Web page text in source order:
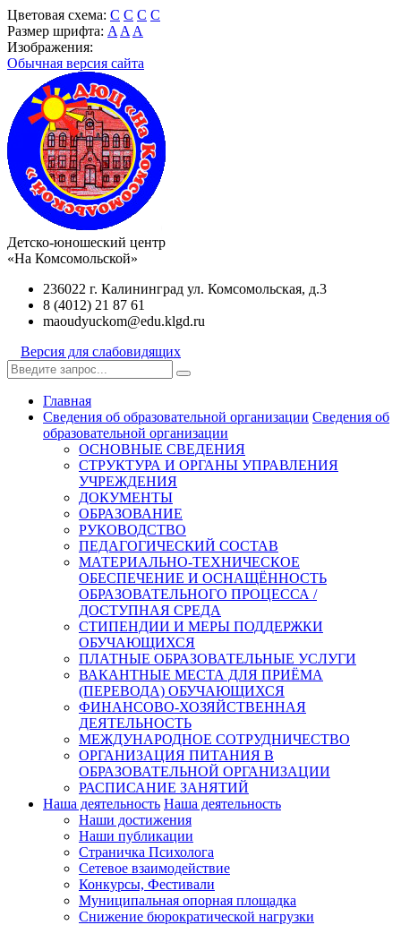
Цветовая схема: C C C C
Размер шрифта: A A A
Изображения:
Обычная версия сайта
Детско-юношеский центр
«На Комсомольской»
236022 г. Калининград ул. Комсомольская, д.3
8 (4012) 21 87 61
maoudyuckom@edu.klgd.ru
Версия для слабовидящих
Главная
Сведения об образовательной организации Сведения об
образовательной организации
ОСНОВНЫЕ СВЕДЕНИЯ
СТРУКТУРА И ОРГАНЫ УПРАВЛЕНИЯ
УЧРЕЖДЕНИЯ
ДОКУМЕНТЫ
ОБРАЗОВАНИЕ
РУКОВОДСТВО
ПЕДАГОГИЧЕСКИЙ СОСТАВ
МАТЕРИАЛЬНО-ТЕХНИЧЕСКОЕ
ОБЕСПЕЧЕНИЕ И ОСНАЩЁННОСТЬ
ОБРАЗОВАТЕЛЬНОГО ПРОЦЕССА /
ДОСТУПНАЯ СРЕДА
СТИПЕНДИИ И МЕРЫ ПОДДЕРЖКИ
ОБУЧАЮЩИХСЯ
ПЛАТНЫЕ ОБРАЗОВАТЕЛЬНЫЕ УСЛУГИ
ВАКАНТНЫЕ МЕСТА ДЛЯ ПРИЁМА
(ПЕРЕВОДА) ОБУЧАЮЩИХСЯ
ФИНАНСОВО-ХОЗЯЙСТВЕННАЯ
ДЕЯТЕЛЬНОСТЬ
МЕЖДУНАРОДНОЕ СОТРУДНИЧЕСТВО
ОРГАНИЗАЦИЯ ПИТАНИЯ В
ОБРАЗОВАТЕЛЬНОЙ ОРГАНИЗАЦИИ
РАСПИСАНИЕ ЗАНЯТИЙ
Наша деятельность Наша деятельность
Наши достижения
Наши публикации
Страничка Психолога
Сетевое взаимодействие
Конкурсы, Фестивали
Муниципальная опорная площадка
Снижение бюрократической нагрузки